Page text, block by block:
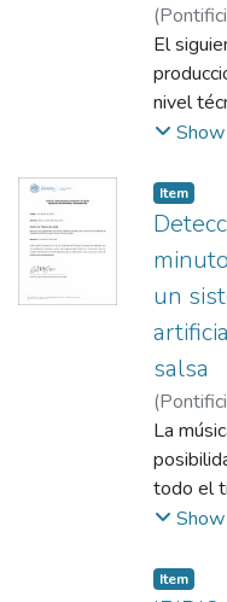
(
Victoria
El
nivel
Cali,
guion;
como
en el
se
último,
junto
Item
un
salsa
(
Murcia
La
todo el
ofrecen
de los
Item